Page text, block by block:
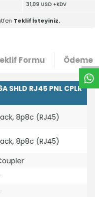
W
h
t
a
p
p
D
e
s
e
H
a
t
t
31,09 USD +KDV
Teklif İsteyiniz.
Formu Ödeme
SHLD RJ45 PNL CPLR
8p8c (RJ45)
8p8c (RJ45)